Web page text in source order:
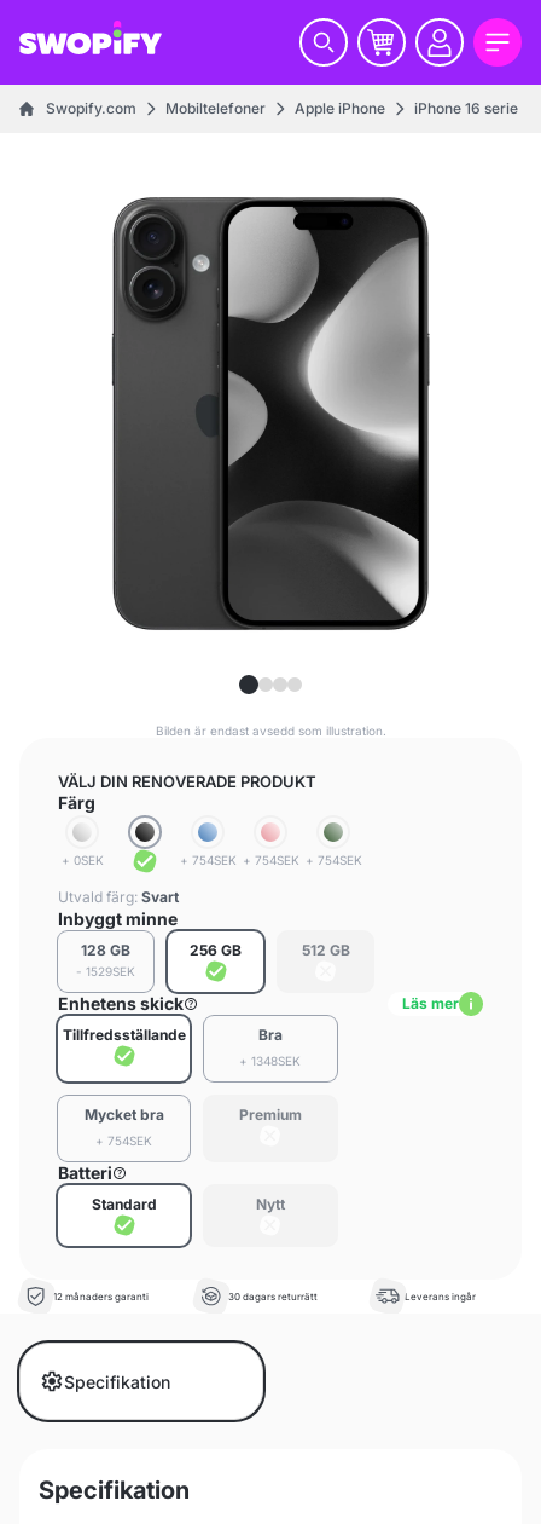
Swopify.com Mobiltelefoner Apple iPhone iPhone 16 serie
Bilden är endast avsedd som illustration.
VÄLJ DIN RENOVERADE PRODUKT
Färg
+ 0SEK + 754SEK + 754SEK + 754SEK
Utvald färg: Svart
Inbyggt minne
128 GB
- 1529SEK
256 GB 512 GB
Enhetens skick
Läs mer
Tillfredsställande
Bra
+ 1348SEK
Mycket bra
+ 754SEK
Premium
Batteri
Standard Nytt
12 månaders garanti 30 dagars returrätt Leverans ingår
Specifikation
Specifikation